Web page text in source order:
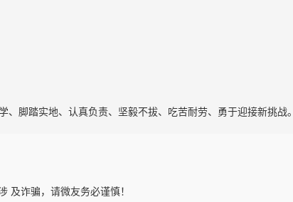
脚踏实地、认真负责、坚毅不拔、吃苦耐劳、勇于迎接新挑战。
及诈骗，请微友务必谨慎！